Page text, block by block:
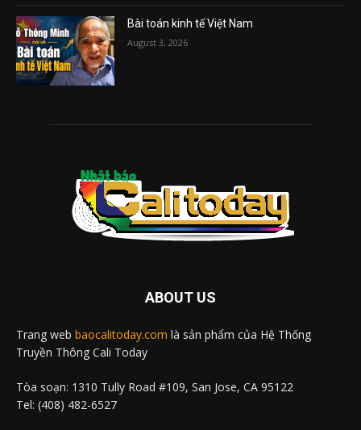
Bài toán kinh tế Việt Nam
August 3, 2026
ABOUT US
Trang web baocalitoday.com là sản phẩm của Hệ Thống
Truyền Thông Cali Today
Tòa soạn: 1310 Tully Road #109, San Jose, CA 95122
Tel: (408) 482-6527